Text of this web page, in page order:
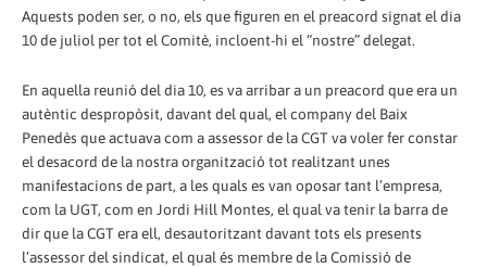
Aquests poden ser, o no, els que figuren en el preacord signat el dia
10 de juliol per tot el Comitè, incloent-hi el “nostre” delegat.
En aquella reunió del dia 10, es va arribar a un preacord que era un
autèntic despropòsit, davant del qual, el company del Baix
Penedès que actuava com a assessor de la CGT va voler fer constar
el desacord de la nostra organització tot realitzant unes
manifestacions de part, a les quals es van oposar tant l’empresa,
com la UGT, com en Jordi Hill Montes, el qual va tenir la barra de
dir que la CGT era ell, desautoritzant davant tots els presents
l’assessor del sindicat, el qual és membre de la Comissió de